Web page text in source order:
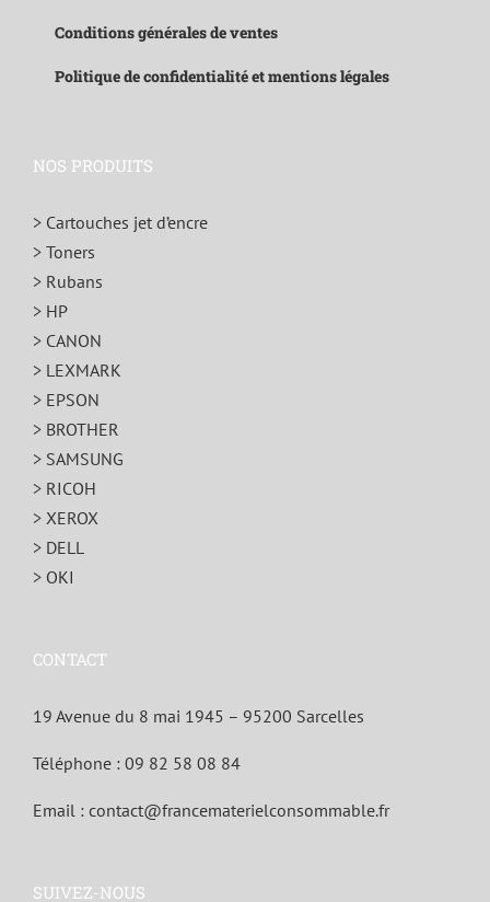
Conditions générales de ventes
Politique de confidentialité et mentions légales
NOS PRODUITS
> Cartouches jet d’encre
> Toners
> Rubans
> HP
> CANON
> LEXMARK
> EPSON
> BROTHER
> SAMSUNG
> RICOH
> XEROX
> DELL
> OKI
CONTACT
19 Avenue du 8 mai 1945 – 95200 Sarcelles
Téléphone : 09 82 58 08 84
Email : contact@francematerielconsommable.fr
SUIVEZ-NOUS